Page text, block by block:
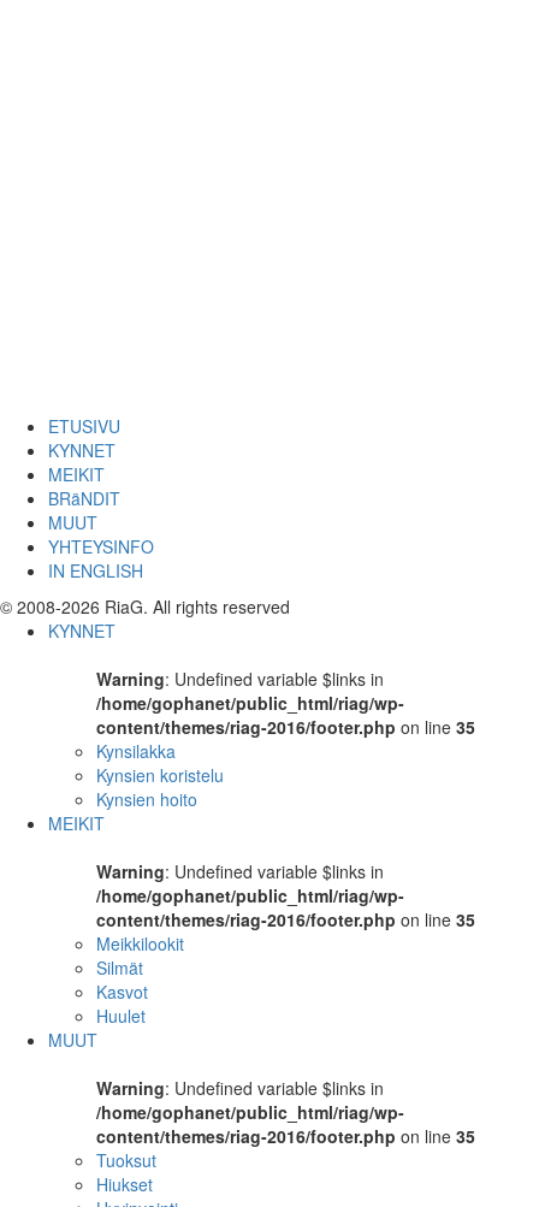
ETUSIVU
KYNNET
MEIKIT
BRäNDIT
MUUT
YHTEYSINFO
IN ENGLISH
© 2008-2026 RiaG. All rights reserved
KYNNET
Warning: Undefined variable $links in
/home/gophanet/public_html/riag/wp-
content/themes/riag-2016/footer.php on line 35
Kynsilakka
Kynsien koristelu
Kynsien hoito
MEIKIT
Warning: Undefined variable $links in
/home/gophanet/public_html/riag/wp-
content/themes/riag-2016/footer.php on line 35
Meikkilookit
Silmät
Kasvot
Huulet
MUUT
Warning: Undefined variable $links in
/home/gophanet/public_html/riag/wp-
content/themes/riag-2016/footer.php on line 35
Tuoksut
Hiukset